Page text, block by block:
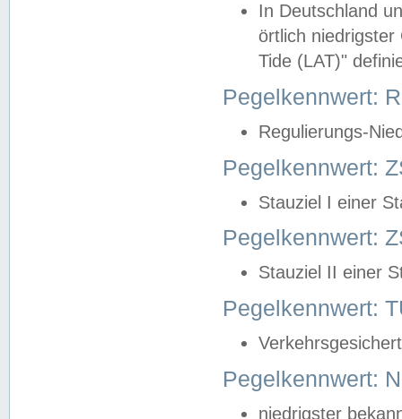
In Deutschland
örtlich
Tide (LAT)"
Pegelkennwert:
Regulierungs-
Pegelkennwert:
Stauziel I einer
Pegelkennwert:
Stauziel II einer
Pegelkennwert:
Pegelkennwert:
niedrigster